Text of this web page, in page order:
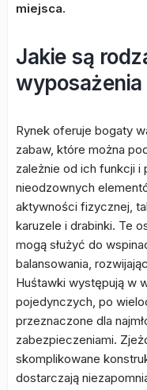
miejsca.
Jakie są
Rynek oferuje bogaty
zabaw, które można
zależnie od ich funkcji
nieodzownych
aktywności fizycznej,
karuzele i drabinki. Te
mogą służyć do
balansowania,
Huśtawki występują w
pojedynczych, po
przeznaczone dla
zabezpieczeniami.
skomplikowane
dostarczają